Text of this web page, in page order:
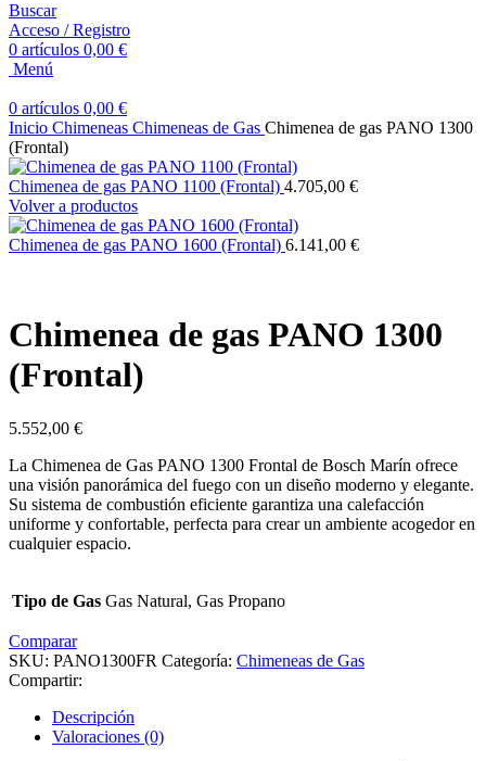
Buscar
Acceso / Registro
0 artículos 0,00 €
Menú
0 artículos 0,00 €
Inicio Chimeneas Chimeneas de Gas Chimenea de gas PANO 1300
(Frontal)
Chimenea de gas PANO 1100 (Frontal) 4.705,00 €
Volver a productos
Chimenea de gas PANO 1600 (Frontal) 6.141,00 €
Chimenea de gas PANO 1300
(Frontal)
5.552,00 €
La Chimenea de Gas PANO 1300 Frontal de Bosch Marín ofrece
una visión panorámica del fuego con un diseño moderno y elegante.
Su sistema de combustión eficiente garantiza una calefacción
uniforme y confortable, perfecta para crear un ambiente acogedor en
cualquier espacio.
Tipo de Gas Gas Natural, Gas Propano
Comparar
SKU: PANO1300FR Categoría: Chimeneas de Gas
Compartir:
Descripción
Valoraciones (0)